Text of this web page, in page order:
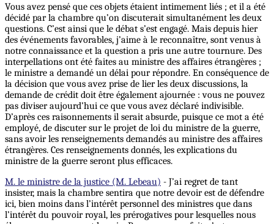
Vous avez pensé que ces objets étaient intimement liés ; et il a été
décidé par la chambre qu’on discuterait simultanément les deux
questions. C’est ainsi que le débat s’est engagé. Mais depuis hier
des événements favorables, j’aime à le reconnaître, sont venus à
notre connaissance et la question a pris une autre tournure. Des
interpellations ont été faites au ministre des affaires étrangères ;
le ministre a demandé un délai pour répondre. En conséquence de
la décision que vous avez prise de lier les deux discussions, la
demande de crédit doit être également ajournée : vous ne pouvez
pas diviser aujourd’hui ce que vous avez déclaré indivisible.
D’après ces raisonnements il serait absurde, puisque ce mot a été
employé, de discuter sur le projet de loi du ministre de la guerre,
sans avoir les renseignements demandés au ministre des affaires
étrangères. Ces renseignements donnés, les explications du
ministre de la guerre seront plus efficaces.
M. le ministre de la justice (M. Lebeau) - J’ai regret de tant
insister, mais la chambre sentira que notre devoir est de défendre
ici, bien moins dans l’intérêt personnel des ministres que dans
l’intérêt du pouvoir royal, les prérogatives pour lesquelles nous